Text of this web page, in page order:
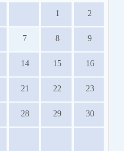
1 2
7 8 9
14 15 16
21 22 23
28 29 30